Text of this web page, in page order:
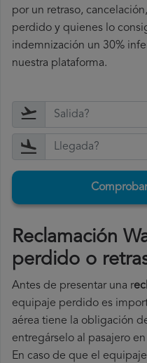
por un retraso,
perdido y quienes lo
indemnización un 30%
nuestra plataforma.
Reclamación
perdido o
Antes de presentar una r
equipaje perdido es
aérea tiene la obligación
entregárselo al pasajero
En caso de que el